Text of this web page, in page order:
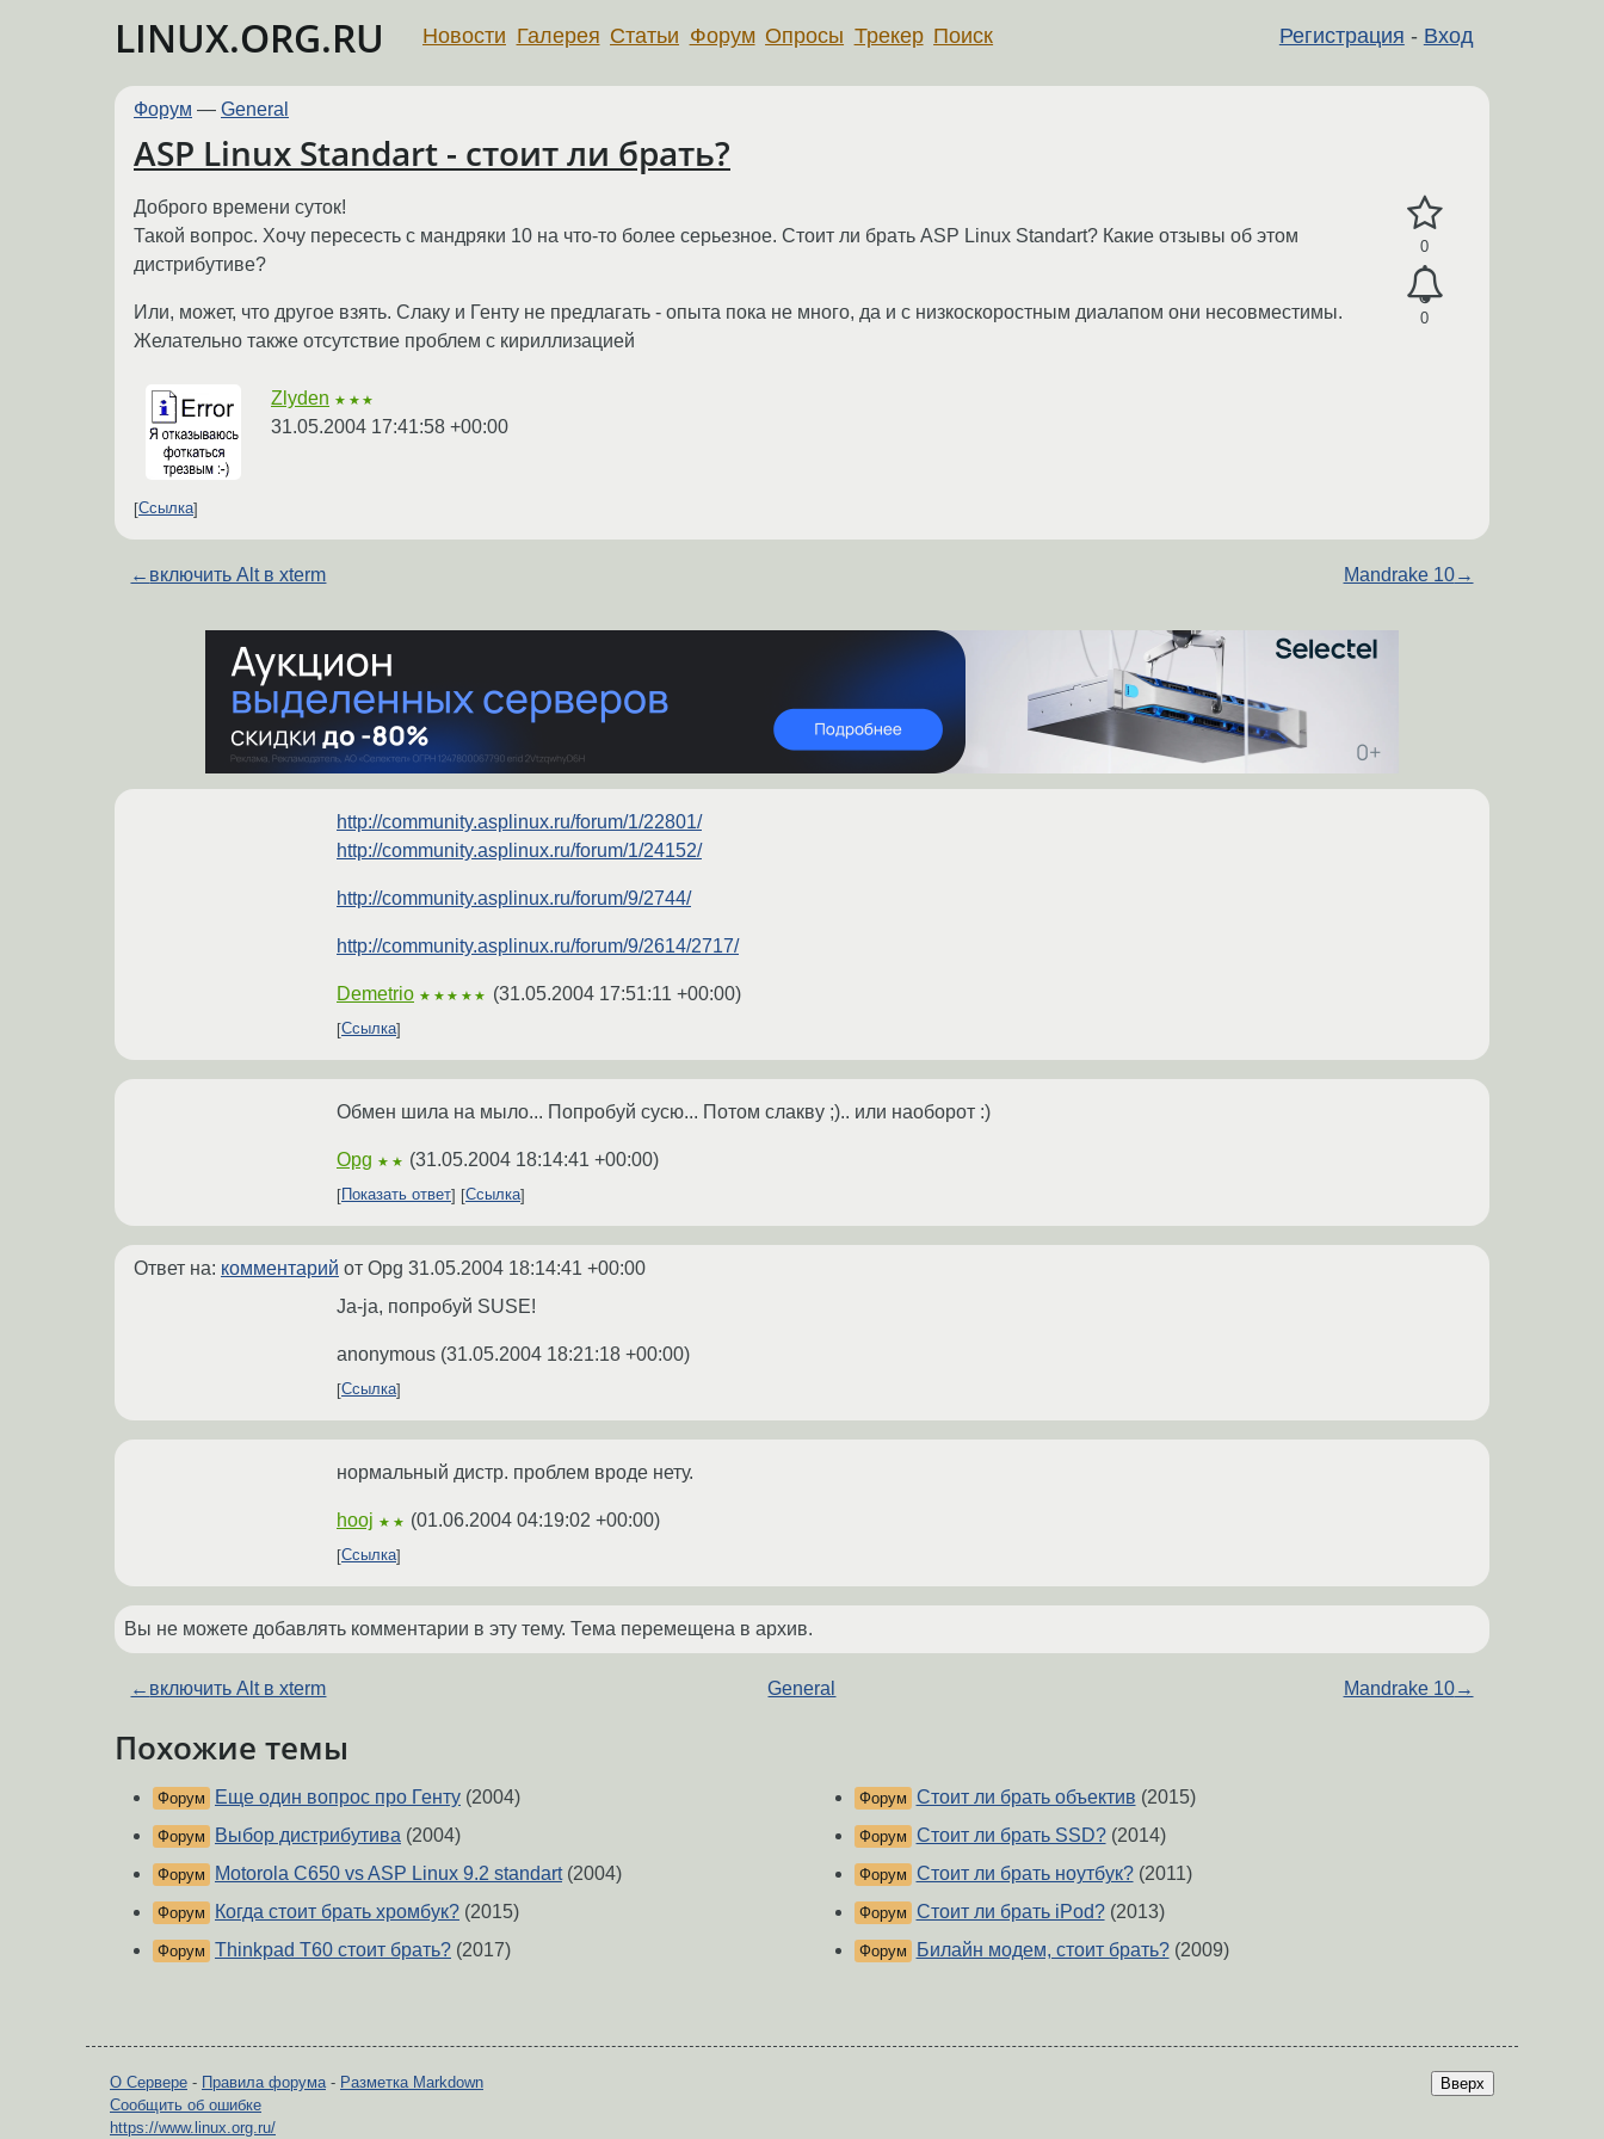
LINUX.ORG.RU Регистрация - Вход
Новости Галерея Статьи Форум Опросы Трекер Поиск
Форум — General
ASP Linux Standart - стоит ли брать?
0
0
Доброго времени суток!
Такой вопрос. Хочу пересесть с мандряки 10 на что-то более серьезное. Стоит ли брать ASP Linux Standart? Какие отзывы об этом
дистрибутиве?
Или, может, что другое взять. Слаку и Генту не предлагать - опыта пока не много, да и с низкоскоростным диалапом они несовместимы.
Желательно также отсутствие проблем с кириллизацией
Zlyden ★★★
31.05.2004 17:41:58 +00:00
Ссылка
← включить Alt в xterm Mandrake 10→
http://community.asplinux.ru/forum/1/22801/
http://community.asplinux.ru/forum/1/24152/
http://community.asplinux.ru/forum/9/2744/
http://community.asplinux.ru/forum/9/2614/2717/
Demetrio ★★★★★ (31.05.2004 17:51:11 +00:00)
Ссылка
Обмен шила на мыло... Попробуй сусю... Потом слакву ;).. или наоборот :)
Opg ★★ (31.05.2004 18:14:41 +00:00)
Показать ответ Ссылка
Ответ на: комментарий от Opg 31.05.2004 18:14:41 +00:00
Ja-ja, попробуй SUSE!
anonymous (31.05.2004 18:21:18 +00:00)
Ссылка
нормальный дистр. проблем вроде нету.
hooj ★★ (01.06.2004 04:19:02 +00:00)
Ссылка
Вы не можете добавлять комментарии в эту тему. Тема перемещена в архив.
← включить Alt в xterm General Mandrake 10→
Похожие темы
Форум Еще один вопрос про Генту (2004)
Форум Выбор дистрибутива (2004)
Форум Motorola C650 vs ASP Linux 9.2 standart(2004)
Форум Когда стоит брать хромбук? (2015)
Форум Thinkpad T60 стоит брать? (2017)
Форум Стоит ли брать объектив (2015)
Форум Стоит ли брать SSD?(2014)
Форум Стоит ли брать ноутбук?(2011)
Форум Стоит ли брать iPod?(2013)
Форум Билайн модем, стоит брать?(2009)
Вверх
О Сервере - Правила форума- Разметка Markdown
Сообщить об ошибке
https://www.linux.org.ru/